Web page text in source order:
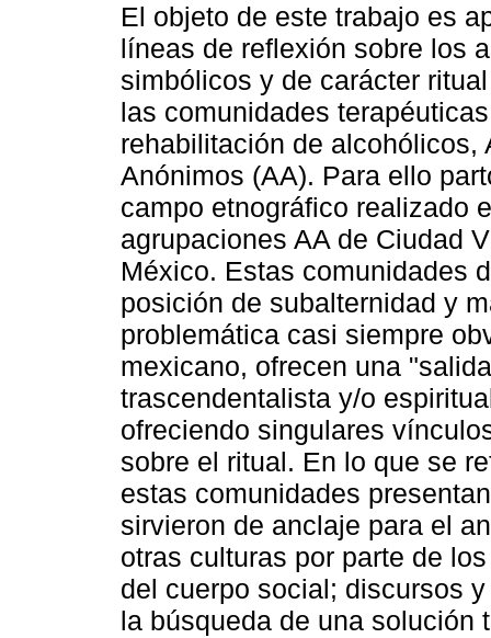
El objeto de este trabajo es
líneas de reflexión sobre los
simbólicos y de carácter
las comunidades
rehabilitación de alcohólicos,
Anónimos (AA). Para ello
campo etnográfico realizado
agrupaciones AA de Ciudad
México. Estas comunidades
posición de subalternidad y
problemática casi siempre
mexicano, ofrecen una
trascendentalista y/o
ofreciendo singulares
sobre el ritual. En lo que se
estas comunidades
sirvieron de anclaje para el
otras culturas por parte de
del cuerpo social; discursos
la búsqueda de una solución